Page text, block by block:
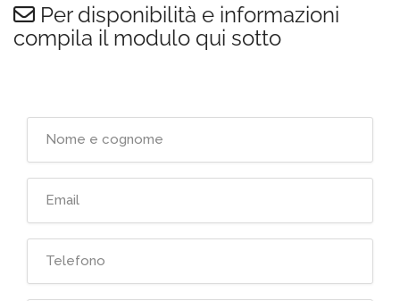
Per disponibilità e informazioni
compila il modulo qui sotto